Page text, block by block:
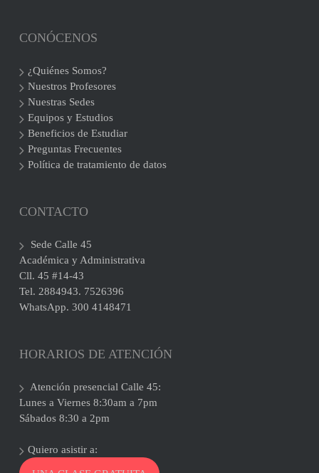
CONÓCENOS
¿Quiénes Somos?
Nuestros Profesores
Nuestras Sedes
Equipos y Estudios
Beneficios de Estudiar
Preguntas Frecuentes
Política de tratamiento de datos
CONTACTO
Sede Calle 45
Académica y Administrativa
Cll. 45 #14-43
Tel. 2884943. 7526396
WhatsApp. 300 4148471
HORARIOS DE ATENCIÓN
Atención presencial Calle 45:
Lunes a Viernes 8:30am a 7pm
Sábados 8:30 a 2pm
Quiero asistir a: